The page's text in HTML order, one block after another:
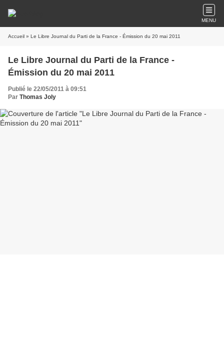
MENU
Accueil » Le Libre Journal du Parti de la France - Émission du 20 mai 2011
Le Libre Journal du Parti de la France -
Émission du 20 mai 2011
Publié le 22/05/2011 à 09:51
Par Thomas Joly